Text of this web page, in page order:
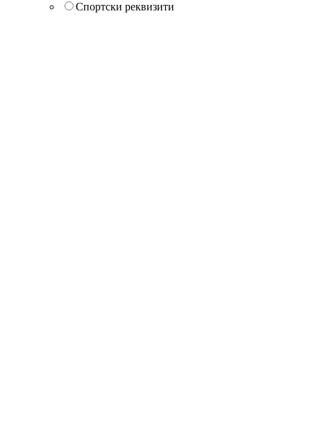
Спортски реквизити